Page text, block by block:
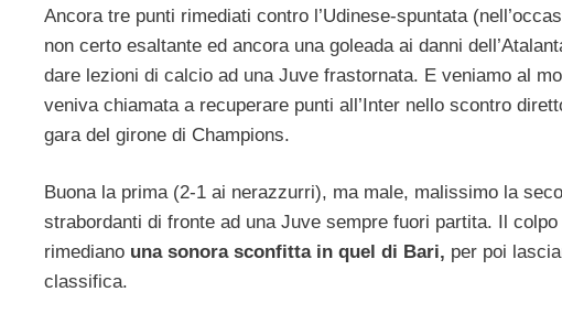
Ancora tre punti rimediati contro l’Udinese-spuntata
non certo esaltante ed ancora una goleada ai danni
dare lezioni di calcio ad una Juve frastornata. E veniamo al
veniva chiamata a recuperare punti all’Inter nello scontro
gara del girone di Champions.
Buona la prima (2-1 ai nerazzurri), ma male, malissimo la
strabordanti di fronte ad una Juve sempre fuori partita. Il
rimediano una sonora sconfitta in quel di Bari, per poi
classifica.